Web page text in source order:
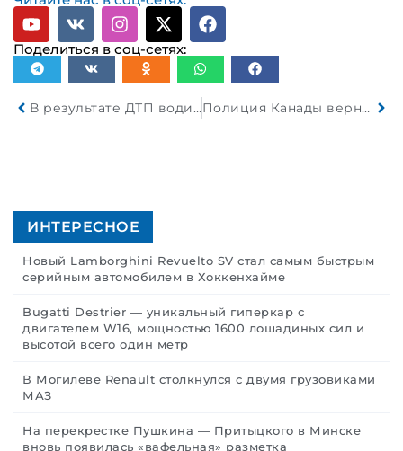
Поделиться в соц-сетях:
В результате ДТП водителя Mitsubishi выбросило из автомобиля Полиция Канады вернула классические автомобили на сумму 3 миллиона долларов
ИНТЕРЕСНОЕ
Новый Lamborghini Revuelto SV стал самым быстрым
серийным автомобилем в Хоккенхайме
Bugatti Destrier — уникальный гиперкар с
двигателем W16, мощностью 1600 лошадиных сил и
высотой всего один метр
В Могилеве Renault столкнулся с двумя грузовиками
МАЗ
На перекрестке Пушкина — Притыцкого в Минске
вновь появилась «вафельная» разметка